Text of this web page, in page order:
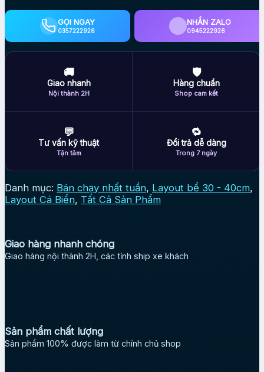
GỌI NGAY
0357222926
NHẮN ZALO
0945222926
🚚
Giao nhanh
Nội thành 2H
🛡
Hàng chuẩn
Shop cam kết
💬
Tư vấn kỹ thuật
Tận tâm
🔁
Đổi trả dễ dàng
Trong 7 ngày
Danh mục: Bán chạy nhất tuần, Layout bể 30 - 40cm,
Layout Cá Biển, Tất Cả Sản Phẩm
Giao hàng nhanh chóng
Giao hàng nội thành 2H, các tỉnh ship xe khách
Sản phẩm chất lượng
Sản phẩm 100% được làm từ chính chủ shop